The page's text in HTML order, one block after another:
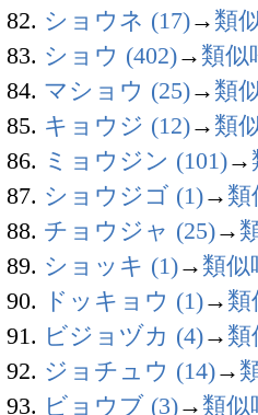
82. ショウネ (17)→ 類
83. ショウ (402)→ 類似
84. マショウ (25)→ 類
85. キョウジ (12)→ 類
86. ミョウジン (101)→
87. ショウジゴ (1)→ 類
88. チョウジャ (25)→
89. ショッキ (1)→ 類似
90.
ドッキョウ (1)→ 類
91. ビジョヅカ (4)→ 類
92. ジョチュウ (14)→
93. ビョウブ (3)→ 類似